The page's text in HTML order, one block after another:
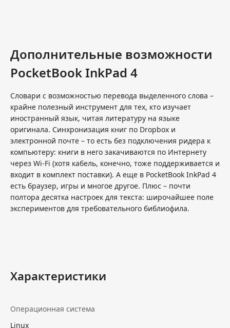
Дополнительные возможности
PocketBook InkPad 4
Словари с возможностью перевода выделенного слова –
крайне полезный инструмент для тех, кто изучает
иностранный язык, читая литературу на языке
оригинала. Синхронизация книг по Dropbox и
электронной почте – то есть без подключения ридера к
компьютеру: книги в него закачиваются по Интернету
через Wi-Fi (хотя кабель, конечно, тоже поддерживается и
входит в комплект поставки). А еще в PocketBook InkPad 4
есть браузер, игры и многое другое. Плюс – почти
полтора десятка настроек для текста: широчайшее поле
экспериментов для требовательного библиофила.
Характеристики
Операционная система
Linux